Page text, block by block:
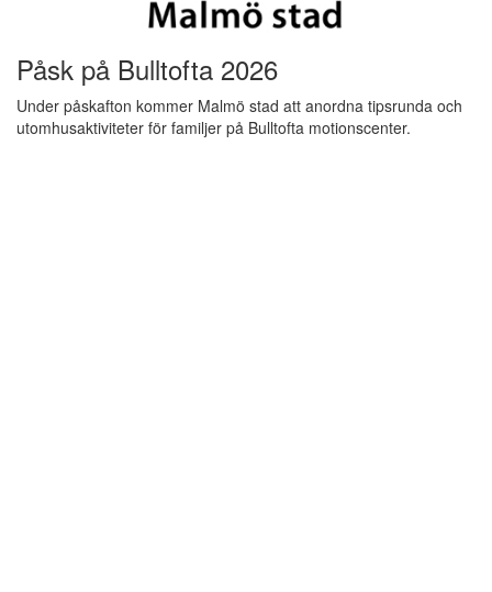
Påsk på Bulltofta 2026
Under påskafton kommer Malmö stad att anordna tipsrunda och
utomhusaktiviteter för familjer på Bulltofta motionscenter.